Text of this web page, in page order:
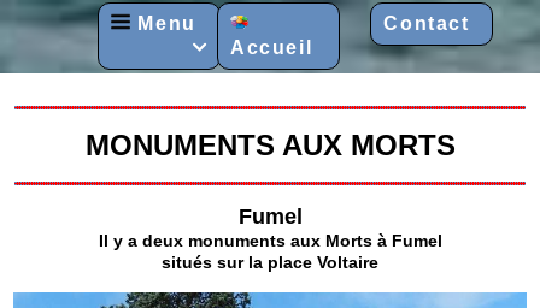
Menu
 Accueil
Contact
MONUMENTS AUX MORTS
Fumel
Il y a deux monuments aux Morts à Fumel
situés sur la place Voltaire